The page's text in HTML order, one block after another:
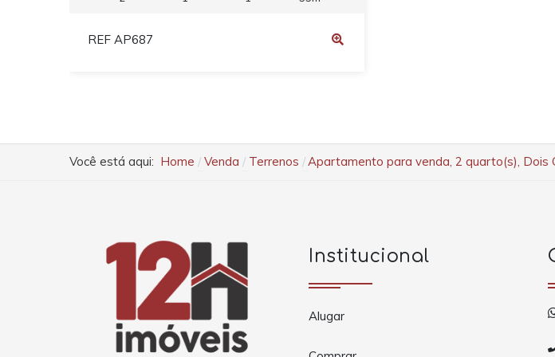
REF AP687
Você está aqui: Home Venda Terrenos Apartamento para venda, 2 quarto(s), Dois
Institucional
Alugar